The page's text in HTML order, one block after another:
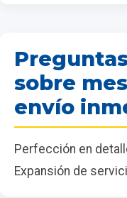
sobre
envío
Perfección en
Expansión de